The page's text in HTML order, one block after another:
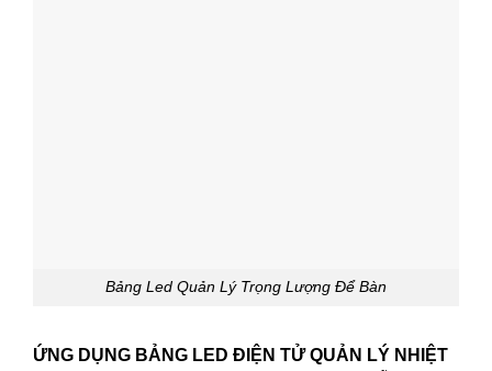
Bảng Led Quản Lý Trọng Lượng Để Bàn
ỨNG DỤNG BẢNG LED ĐIỆN TỬ QUẢN LÝ NHIỆT